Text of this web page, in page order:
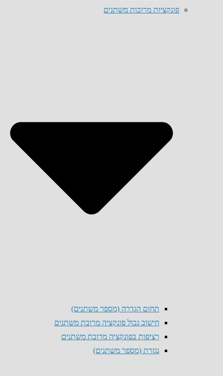
פונקציות מרובות משתנים
תחום הגדרה (מספר משתנים)
חישוב גבול פונקציה מרובת משתנים
רציפות בפונקציה מרובת משתנים
נגזרת (מספר משתנים)